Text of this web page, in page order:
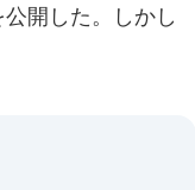
開した。しかし